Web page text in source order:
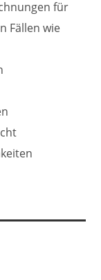
für
Fällen wie